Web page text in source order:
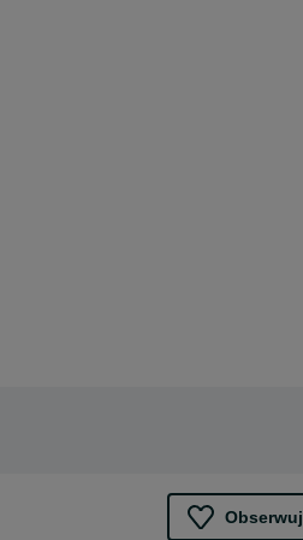
Obserwuj